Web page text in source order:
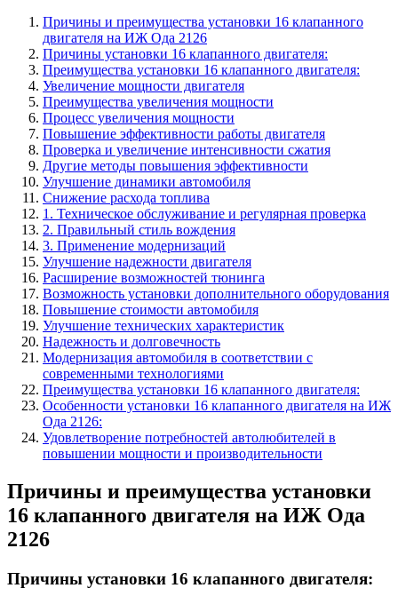
Причины и преимущества установки 16 клапанного
двигателя на ИЖ Ода 2126
Причины установки 16 клапанного двигателя:
Преимущества установки 16 клапанного двигателя:
Увеличение мощности двигателя
Преимущества увеличения мощности
Процесс увеличения мощности
Повышение эффективности работы двигателя
Проверка и увеличение интенсивности сжатия
Другие методы повышения эффективности
Улучшение динамики автомобиля
Снижение расхода топлива
1. Техническое обслуживание и регулярная проверка
2. Правильный стиль вождения
3. Применение модернизаций
Улучшение надежности двигателя
Расширение возможностей тюнинга
Возможность установки дополнительного оборудования
Повышение стоимости автомобиля
Улучшение технических характеристик
Надежность и долговечность
Модернизация автомобиля в соответствии с
современными технологиями
Преимущества установки 16 клапанного двигателя:
Особенности установки 16 клапанного двигателя на ИЖ
Ода 2126:
Удовлетворение потребностей автолюбителей в
повышении мощности и производительности
Причины и преимущества установки
16 клапанного двигателя на ИЖ Ода
2126
Причины установки 16 клапанного двигателя: